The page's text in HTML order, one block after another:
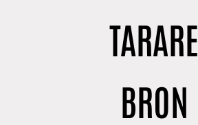
TARARE
BRON